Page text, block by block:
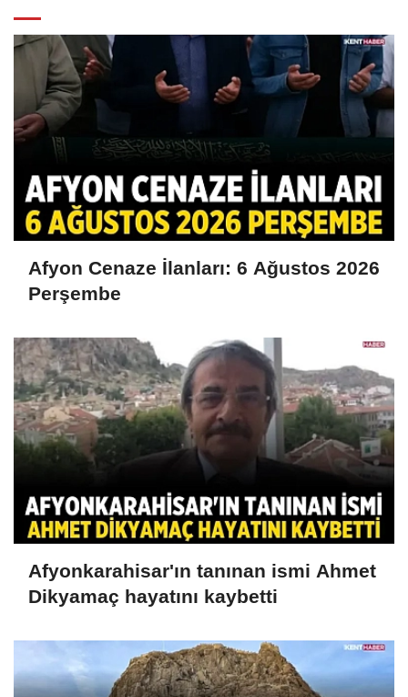
Afyon Cenaze İlanları: 6 Ağustos 2026
Perşembe
Afyonkarahisar'ın tanınan ismi Ahmet
Dikyamaç hayatını kaybetti